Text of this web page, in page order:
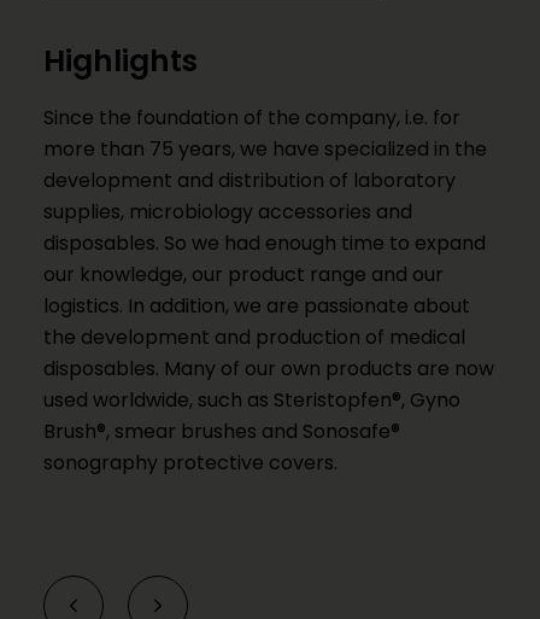
Highlights
Since the foundation of the company, i.e. for
more than 75 years, we have specialized in the
development and distribution of laboratory
supplies, microbiology accessories and
disposables. So we had enough time to expand
our knowledge, our product range and our
logistics. In addition, we are passionate about
the development and production of medical
disposables. Many of our own products are now
used worldwide, such as Steristopfen®, Gyno
Brush®, smear brushes and Sonosafe®
sonography protective covers.